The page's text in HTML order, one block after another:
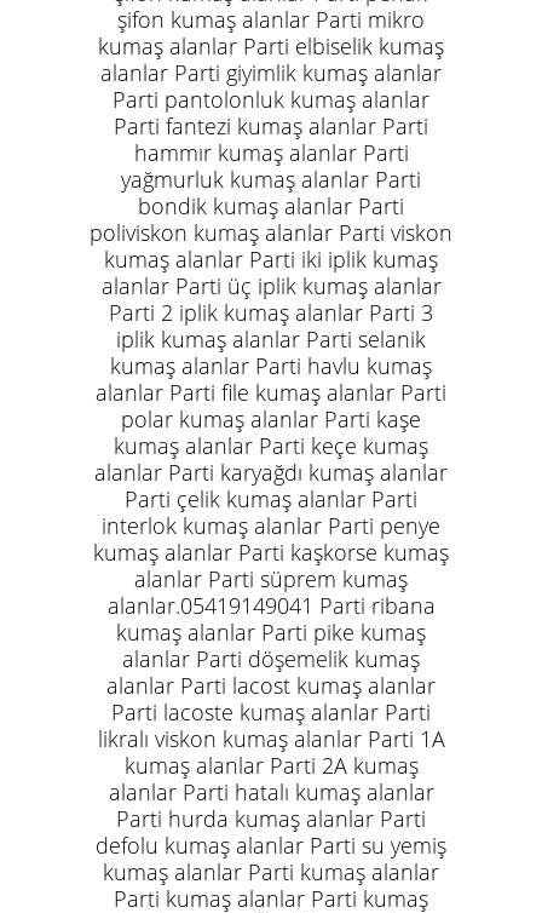
şifon kumaş alanlar Parti mikro
kumaş alanlar Parti elbiselik kumaş
alanlar Parti giyimlik kumaş alanlar
Parti pantolonluk kumaş alanlar
Parti fantezi kumaş alanlar Parti
hammır kumaş alanlar Parti
yağmurluk kumaş alanlar Parti
bondik kumaş alanlar Parti
poliviskon kumaş alanlar Parti viskon
kumaş alanlar Parti iki iplik kumaş
alanlar Parti üç iplik kumaş alanlar
Parti 2 iplik kumaş alanlar Parti 3
iplik kumaş alanlar Parti selanik
kumaş alanlar Parti havlu kumaş
alanlar Parti file kumaş alanlar Parti
polar kumaş alanlar Parti kaşe
kumaş alanlar Parti keçe kumaş
alanlar Parti karyağdı kumaş alanlar
Parti çelik kumaş alanlar Parti
interlok kumaş alanlar Parti penye
kumaş alanlar Parti kaşkorse kumaş
alanlar Parti süprem kumaş
alanlar.05419149041 Parti ribana
kumaş alanlar Parti pike kumaş
alanlar Parti döşemelik kumaş
alanlar Parti lacost kumaş alanlar
Parti lacoste kumaş alanlar Parti
likralı viskon kumaş alanlar Parti 1A
kumaş alanlar Parti 2A kumaş
alanlar Parti hatalı kumaş alanlar
Parti hurda kumaş alanlar Parti
defolu kumaş alanlar Parti su yemiş
kumaş alanlar Parti kumaş alanlar
Parti kumaş alanlar Parti kumaş